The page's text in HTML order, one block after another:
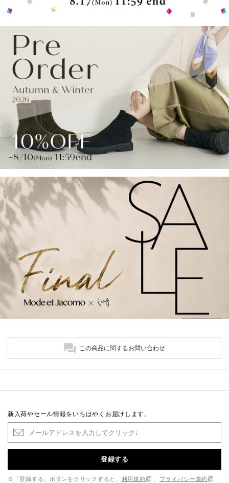
この商品に関するお問い合わせ
新入荷やセール情報をいちはやくお届けします。
登録する
※「登録する」ボタンをクリックすると、 利用規約
プライバシー規約